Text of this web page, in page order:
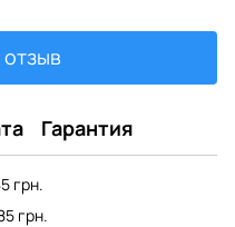
Гарантия
грн.
грн.